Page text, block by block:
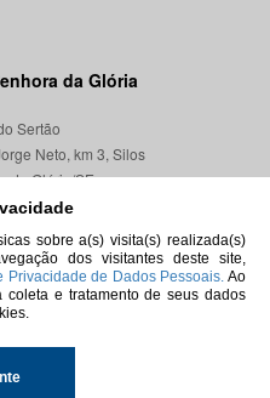
sobre a(s) visita(s) realizada(s)
dos visitantes deste site,
Privacidade de Dados Pessoais. Ao
e tratamento de seus dados
da Glória
Sertão
Neto, km 3, Silos
da Glória/SE
000
reservados.